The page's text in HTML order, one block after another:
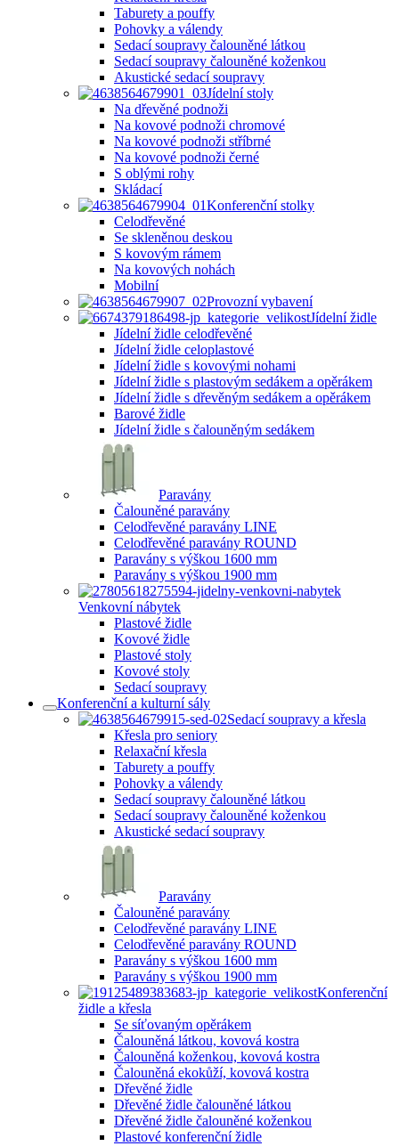
Taburety a pouffy
Pohovky a válendy
Sedací soupravy čalouněné látkou
Sedací soupravy čalouněné koženkou
Akustické sedací soupravy
Jídelní stoly
Na dřevěné podnoži
Na kovové podnoži chromové
Na kovové podnoži stříbrné
Na kovové podnoži černé
S oblými rohy
Skládací
Konferenční stolky
Celodřevěné
Se skleněnou deskou
S kovovým rámem
Na kovových nohách
Mobilní
Provozní vybavení
Jídelní židle
Jídelní židle celodřevěné
Jídelní židle celoplastové
Jídelní židle s kovovými nohami
Jídelní židle s plastovým sedákem a opěrákem
Jídelní židle s dřevěným sedákem a opěrákem
Barové židle
Jídelní židle s čalouněným sedákem
Paravány
Čalouněné paravány
Celodřevěné paravány LINE
Celodřevěné paravány ROUND
Paravány s výškou 1600 mm
Paravány s výškou 1900 mm
Venkovní nábytek
Plastové židle
Kovové židle
Plastové stoly
Kovové stoly
Sedací soupravy
Konferenční a kulturní sály
Sedací soupravy a křesla
Křesla pro seniory
Relaxační křesla
Taburety a pouffy
Pohovky a válendy
Sedací soupravy čalouněné látkou
Sedací soupravy čalouněné koženkou
Akustické sedací soupravy
Paravány
Čalouněné paravány
Celodřevěné paravány LINE
Celodřevěné paravány ROUND
Paravány s výškou 1600 mm
Paravány s výškou 1900 mm
Konferenční
židle a křesla
Se síťovaným opěrákem
Čalouněná látkou, kovová kostra
Čalouněná koženkou, kovová kostra
Čalouněná ekokůží, kovová kostra
Dřevěné židle
Dřevěné židle čalouněné látkou
Dřevěné židle čalouněné koženkou
Plastové konferenční židle